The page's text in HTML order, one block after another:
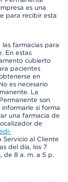
es una
para recibir esta
farmacias para
En estas
cubierto
pacientes
en
es necesario
La
son
si forma
una farmacia de
de
Servicio al Cliente
del día, los 7
de 8 a. m. a 5 p.